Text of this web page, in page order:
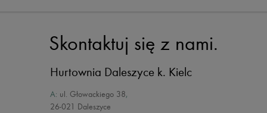
Skontaktuj się z nami.
Hurtownia Daleszyce k. Kielc
A: ul. Głowackiego 38,
26-021 Daleszyce